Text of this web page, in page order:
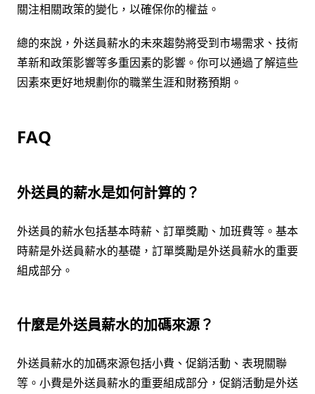
關注相關政策的變化，以確保你的權益。
總的來說，外送員薪水的未來趨勢將受到市場需求、技術
革新和政策影響等多重因素的影響。你可以通過了解這些
因素來更好地規劃你的職業生涯和財務預期。
FAQ
外送員的薪水是如何計算的？
外送員的薪水包括基本時薪、訂單獎勵、加班費等。基本
時薪是外送員薪水的基礎，訂單獎勵是外送員薪水的重要
組成部分。
什麼是外送員薪水的加碼來源？
外送員薪水的加碼來源包括小費、促銷活動、表現關聯
等。小費是外送員薪水的重要組成部分，促銷活動是外送